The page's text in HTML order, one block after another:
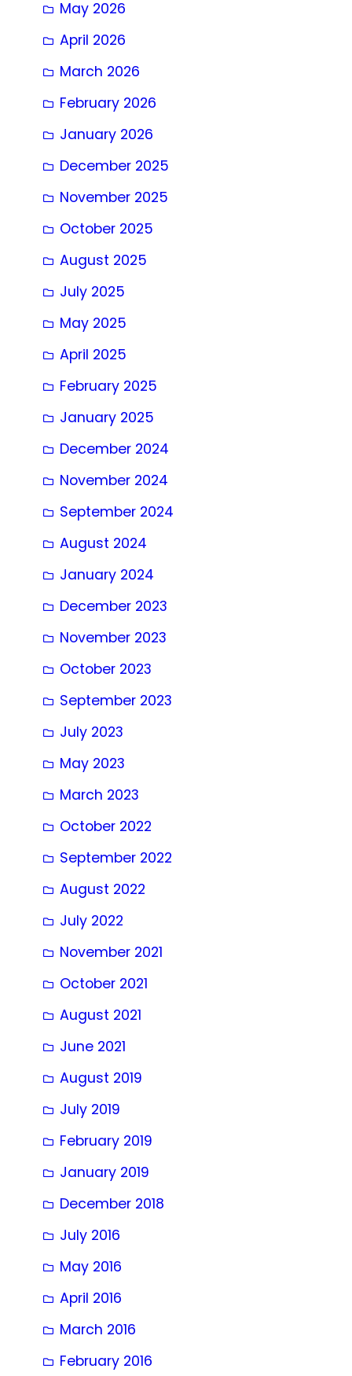
May 2026
April 2026
March 2026
February 2026
January 2026
December 2025
November 2025
October 2025
August 2025
July 2025
May 2025
April 2025
February 2025
January 2025
December 2024
November 2024
September 2024
August 2024
January 2024
December 2023
November 2023
October 2023
September 2023
July 2023
May 2023
March 2023
October 2022
September 2022
August 2022
July 2022
November 2021
October 2021
August 2021
June 2021
August 2019
July 2019
February 2019
January 2019
December 2018
July 2016
May 2016
April 2016
March 2016
February 2016